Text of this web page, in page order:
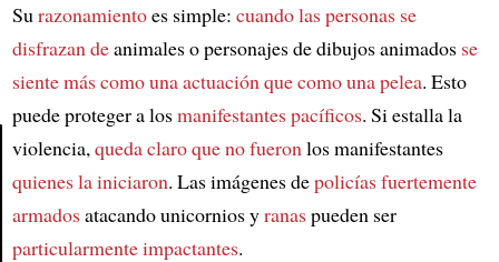
Article
Surazonamientoes simple: cuando las personas se
disfrazan deanimales o personajes de dibujos animados se
siente más como una actuación que como una pelea. Esto
puede proteger a losmanifestantes pacíficos. Si estalla la
violencia,queda claro que no fueronlos manifestantes
quienes la iniciaron. Las imágenes depolicías fuertemente
armadosatacando unicornios yranaspueden ser
particularmente impactantes.